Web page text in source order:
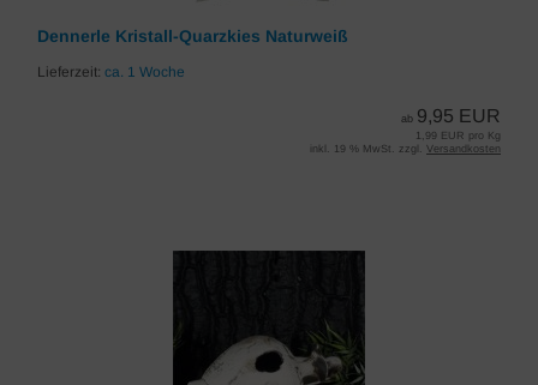
Dennerle Kristall-Quarzkies Naturweiß
Lieferzeit: ca. 1 Woche
ab 9,95 EUR
1,99 EUR pro Kg
inkl. 19 % MwSt. zzgl. Versandkosten